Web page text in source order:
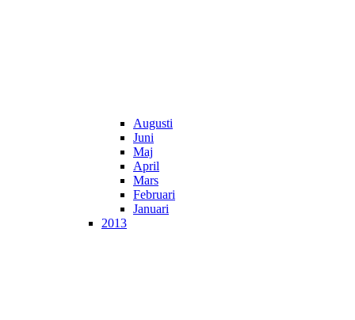
Augusti
Juni
Maj
April
Mars
Februari
Januari
2013